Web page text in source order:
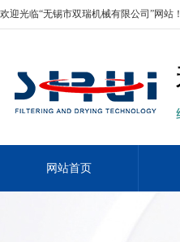
欢迎光临“无锡市双瑞机械有限公司”网站！
网站首页